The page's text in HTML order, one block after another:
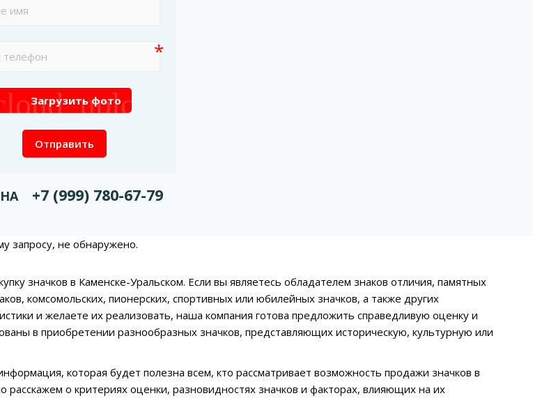
Загрузить фото
Отправить
+7 (999) 780-67-79
запросу, не обнаружено.
значков в Каменске-Уральском. Если вы являетесь обладателем знаков отличия, памятных
комсомольских, пионерских, спортивных или юбилейных значков, а также других
и желаете их реализовать, наша компания готова предложить справедливую оценку и
в приобретении разнообразных значков, представляющих историческую, культурную или
которая будет полезна всем, кто рассматривает возможность продажи значков в
о критериях оценки, разновидностях значков и факторах, влияющих на их